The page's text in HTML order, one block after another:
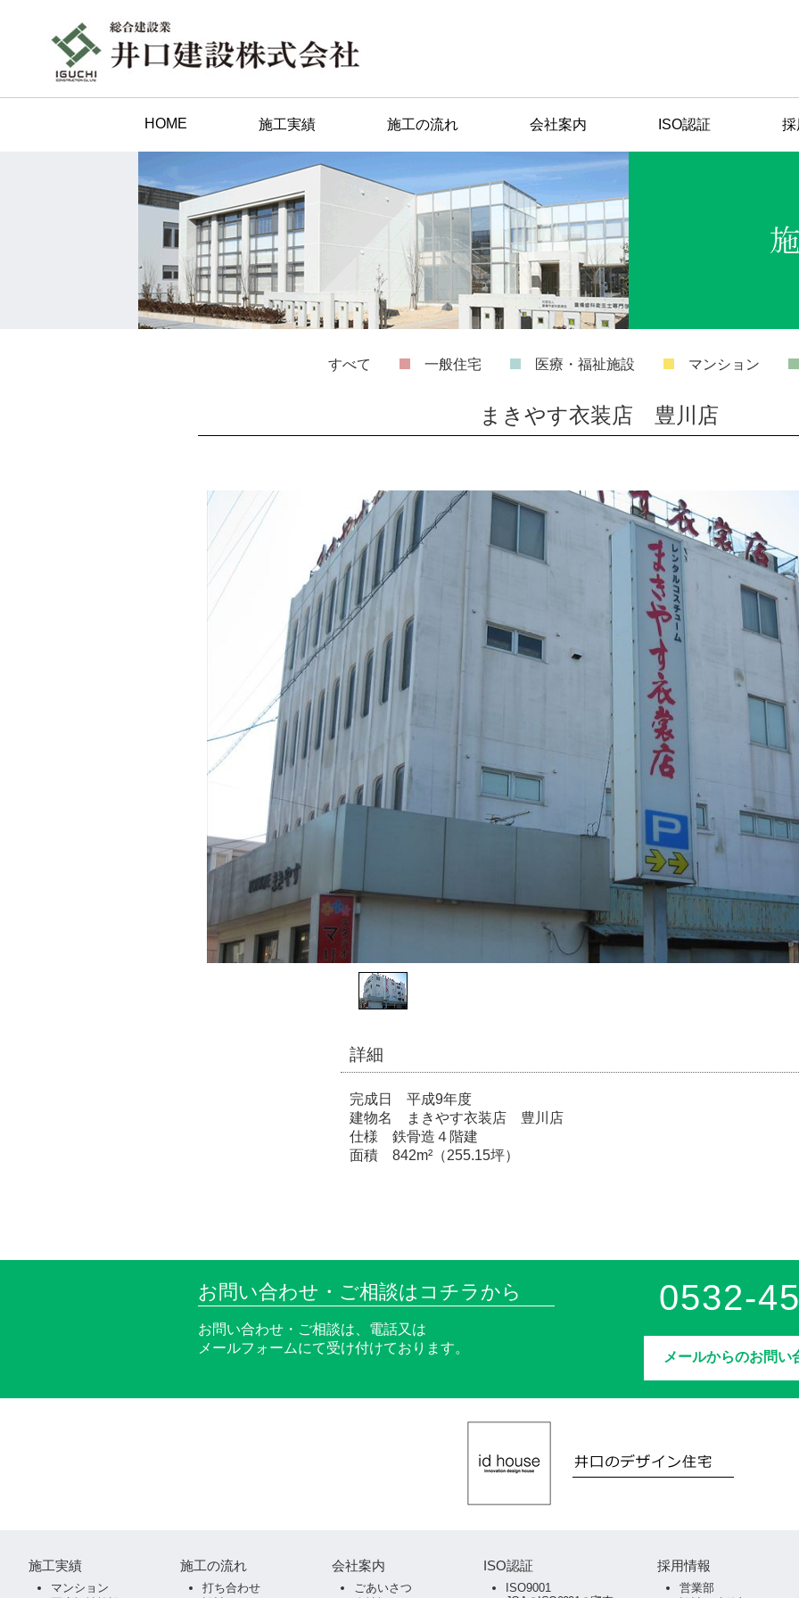
HOME 施工実績 施工の流れ 会社案内 ISO認証 採
すべて 一般住宅 医療・福祉施設 マンション
まきやす衣装店 豊川店
詳細
完成日 平成9年度
建物名 まきやす衣装店 豊川店
仕様 鉄骨造４階建
面積 842m²（255.15坪）
お問い合わせ・ご相談はコチラから
お問い合わせ・ご相談は、電話又は
メールフォームにて受け付けております。
0532-
メールからのお問い
施工実績
マンション
施工の流れ
打ち合わせ
会社案内
ごあいさつ
ISO認証
ISO9001
採用情報
営業部